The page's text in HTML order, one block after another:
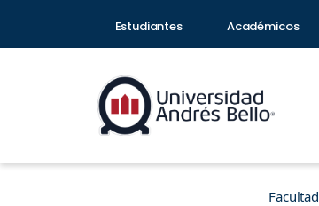
Estudiantes Académicos
Facultad